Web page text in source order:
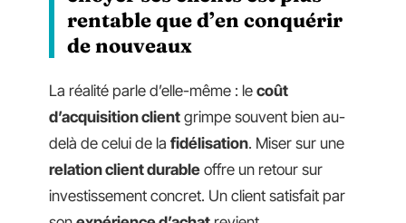
rentable que d’en conquérir
de nouveaux
La réalité parle d’elle-même : le coût
d’acquisition client grimpe souvent bien au-
delà de celui de la fidélisation. Miser sur une
relation client durable offre un retour sur
investissement concret. Un client satisfait par